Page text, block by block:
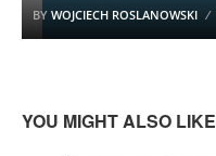
BY WOJCIECH ROSLANOWSKI
YOU MIGHT ALSO LIKE